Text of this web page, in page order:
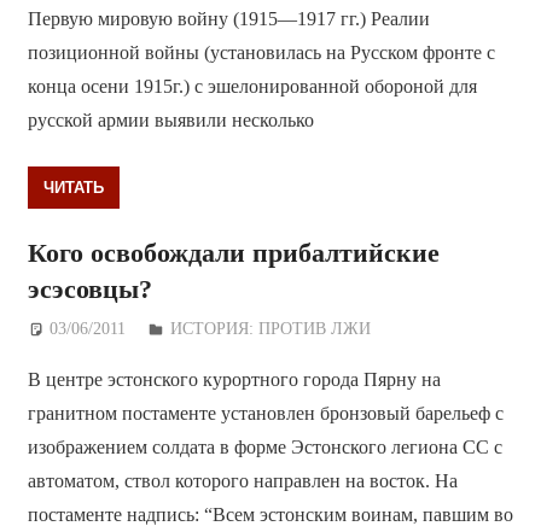
Первую мировую войну (1915—1917 гг.) Реалии
позиционной войны (установилась на Русском фронте с
конца осени 1915г.) с эшелонированной обороной для
русской армии выявили несколько
ЧИТАТЬ
Кого освобождали прибалтийские
эсэсовцы?
03/06/2011 Дежурный по Редакции
ИСТОРИЯ: ПРОТИВ ЛЖИ
В центре эстонского курортного города Пярну на
гранитном постаменте установлен бронзовый барельеф с
изображением солдата в форме Эстонского легиона СС с
автоматом, ствол которого направлен на восток. На
постаменте надпись: “Всем эстонским воинам, павшим во